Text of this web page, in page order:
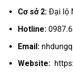
Cơ sở 2:Đại lộ
Hotline:
Email:
Website: